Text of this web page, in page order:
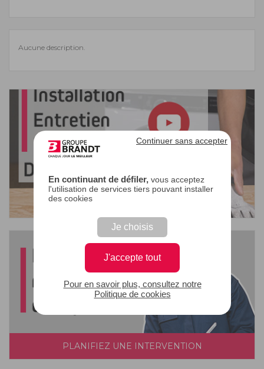
En continuant de défiler,vous acceptez
l'utilisation de services tiers pouvant installer
des cookies
Je choisis
J'accepte tout
Continuer sans accepter
Pour en savoir plus, consultez notre
Politique de cookies
Aucune description.
PLANIFIEZ UNE INTERVENTION